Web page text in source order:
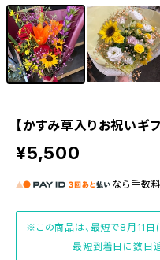
【かすみ草入りお祝いギ
¥5,500
なら 手数
※この商品は、最短で8月11日(
最短到着日に数日